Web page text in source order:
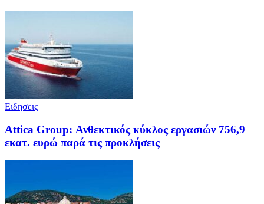
Ειδησεις
Attica Group: Ανθεκτικός κύκλος εργασιών 756,9
εκατ. ευρώ παρά τις προκλήσεις